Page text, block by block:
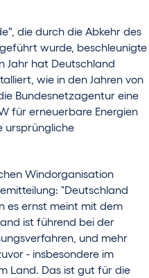
die durch die Abkehr des
wurde, beschleunigte
Jahr hat Deutschland
wie in den Jahren von
Bundesnetzagentur eine
für erneuerbare Energien
ursprüngliche
Windorganisation
"Deutschland
es ernst meint mit dem
ist führend bei der
und mehr
- insbesondere im
Land. Das ist gut für die